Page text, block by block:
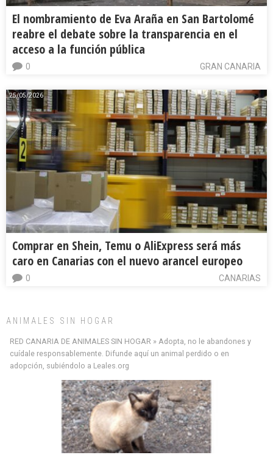
El nombramiento de Eva Araña en San Bartolomé
reabre el debate sobre la transparencia en el
acceso a la función pública
GRAN CANARIA
0
25/05/2026
Comprar en Shein, Temu o AliExpress será más
caro en Canarias con el nuevo arancel europeo
CANARIAS
0
ANIMALES SIN HOGAR
RED CANARIA DE ANIMALES SIN HOGAR » Adopta, no le abandones y
cuídale responsablemente. Difunde aquí un animal perdido o en
adopción, subiéndolo a Leales.org